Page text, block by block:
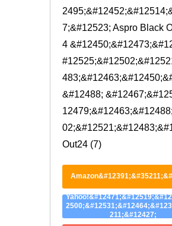
7;&#12523; Aspro Black
4
&#12488;
Out24 (7)
211;&#12427;